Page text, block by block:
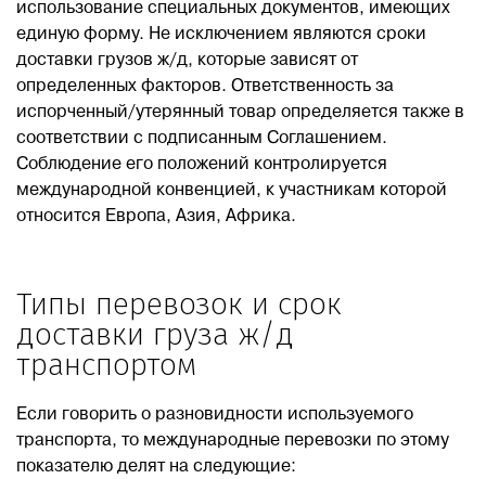
использование специальных документов, имеющих
единую форму. Не исключением являются сроки
доставки грузов ж/д, которые зависят от
определенных факторов. Ответственность за
испорченный/утерянный товар определяется также в
соответствии с подписанным Соглашением.
Соблюдение его положений контролируется
международной конвенцией, к участникам которой
относится Европа, Азия, Африка.
Типы перевозок и срок
доставки груза ж/д
транспортом
Если говорить о разновидности используемого
транспорта, то международные перевозки по этому
показателю делят на следующие: